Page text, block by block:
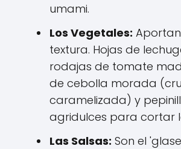
umami.
Los Vegetales:
textura. Hojas de
rodajas de tomate
de cebolla morada
caramelizada) y
agridulces para cortar
Las Salsas: Son el